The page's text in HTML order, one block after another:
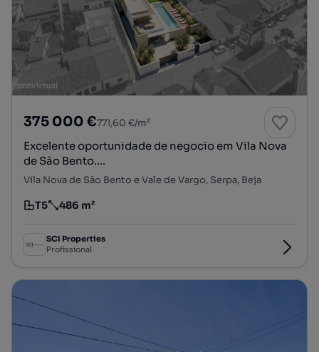
375 000 €771,60 €/m²
Excelente oportunidade de negocio em Vila Nova
de São Bento....
Vila Nova de São Bento e Vale de Vargo, Serpa, Beja
Tipologia
T5
Preço por metro quadrado
486 m²
SCI Properties
Profissional